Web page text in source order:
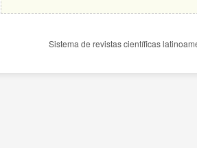
Sistema de revistas científicas